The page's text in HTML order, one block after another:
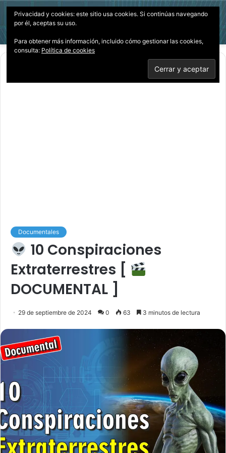
Menú
Documentales
10 Conspiraciones
Extraterrestres [
DOCUMENTAL ]
29 de septiembre de 2024 0 63 3 minutos de lectura
Privacidad y cookies: este sitio usa cookies. Si continúas navegando
por él, aceptas su uso.
Para obtener más información, incluido cómo gestionar las cookies,
consulta: Política de cookies